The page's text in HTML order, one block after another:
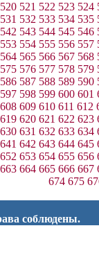
520 521 522 523 524
531 532 533 534 535
542 543 544 545 546
553 554 555 556 557
564 565 566 567 568
575 576 577 578 579
586 587 588 589 590
597 598 599 600 601
608 609 610 611 612
619 620 621 622 623
630 631 632 633 634
641 642 643 644 645
652 653 654 655 656
663 664 665 666 667
674 675
соблюдены.